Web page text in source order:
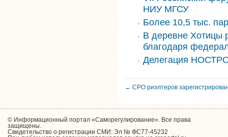
НИУ МГСУ
Более 10,5 тыс.
В деревне Хотицы
благодаря
Делегация
← СРО риэлтеров
© Информационный портал «Саморегулирование». Все права
защищены.
Свидетельство о регистрации СМИ: Эл № ФС77-45232